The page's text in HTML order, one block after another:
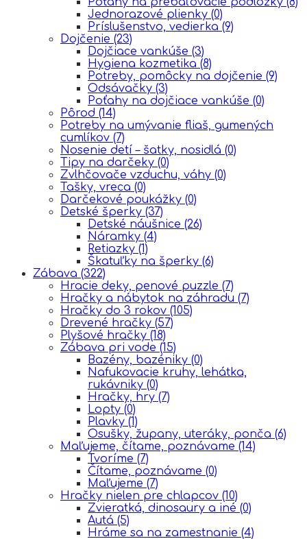
Jednorazové plienky (0)
Príslušenstvo, vedierka (9)
Dojčenie (23)
Dojčiace vankúše (3)
Hygiena kozmetika (8)
Potreby, pomôcky na dojčenie (9)
Odsávačky (3)
Poťahy na dojčiace vankúše (0)
Pôrod (14)
Potreby na umývanie fliaš, gumených
cumlíkov (7)
Nosenie detí – šatky, nosidlá (0)
Tipy na darčeky (0)
Zvlhčovače vzduchu, váhy (0)
Tašky, vreca (0)
Darčekové poukážky (0)
Detské šperky (37)
Detské náušnice (26)
Náramky (4)
Retiazky (1)
Škatuľky na šperky (6)
Zábava (322)
Hracie deky, penové puzzle (7)
Hračky a nábytok na záhradu (7)
Hračky do 3 rokov (105)
Drevené hračky (57)
Plyšové hračky (18)
Zábava pri vode (15)
Bazény, bazéniky (0)
Nafukovacie kruhy, lehátka,
rukávniky (0)
Hračky, hry (7)
Lopty (0)
Plavky (1)
Osušky, župany, uteráky, ponča (6)
Maľujeme, čítame, poznávame (14)
Tvoríme (7)
Čítame, poznávame (0)
Maľujeme (7)
Hračky nielen pre chlapcov (10)
Zvieratká, dinosaury a iné (0)
Autá (5)
Hráme sa na zamestnanie (4)